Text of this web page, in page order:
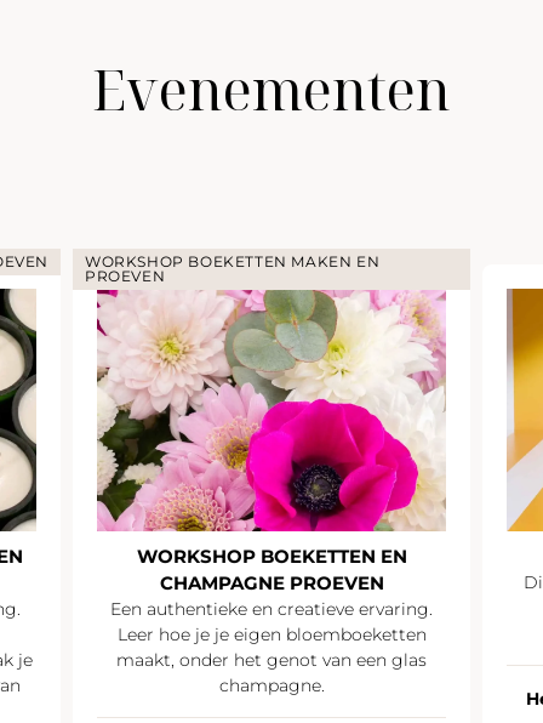
Evenementen
je
WORKSHOP BOEKETTEN MAKEN EN
PROEVEN
WORKSHOP BOEKETTEN EN
CHAMPAGNE PROEVEN
Een authentieke en creatieve ervaring.
Leer hoe je je eigen bloemboeketten
maakt, onder het genot van een glas
champagne.